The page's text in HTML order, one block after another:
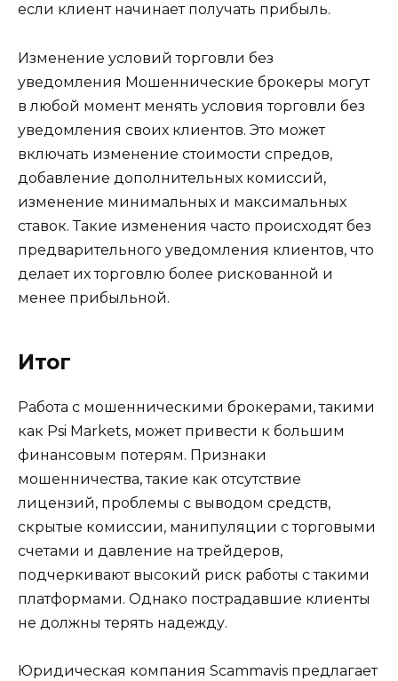
если клиент начинает получать прибыль.
Изменение условий торговли без
уведомления Мошеннические брокеры могут
в любой момент менять условия торговли без
уведомления своих клиентов. Это может
включать изменение стоимости спредов,
добавление дополнительных комиссий,
изменение минимальных и максимальных
ставок. Такие изменения часто происходят без
предварительного уведомления клиентов, что
делает их торговлю более рискованной и
менее прибыльной.
Итог
Работа с мошенническими брокерами, такими
как Psi Markets, может привести к большим
финансовым потерям. Признаки
мошенничества, такие как отсутствие
лицензий, проблемы с выводом средств,
скрытые комиссии, манипуляции с торговыми
счетами и давление на трейдеров,
подчеркивают высокий риск работы с такими
платформами. Однако пострадавшие клиенты
не должны терять надежду.
Юридическая компания Scammavis предлагает